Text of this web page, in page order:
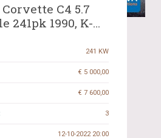
C4 5.7
241pk 1990, K-
241 KW
€ 5 000,00
€ 7 600,00
3
12-10-2022 20:00